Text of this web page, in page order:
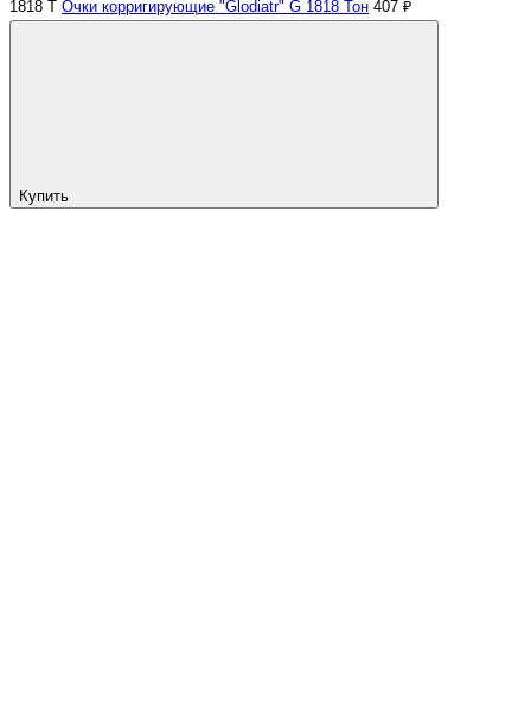
1818 Т Очки корригирующие "Glodiatr" G 1818 Тон 407 ₽
Купить